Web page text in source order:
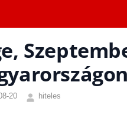
20
hiteles